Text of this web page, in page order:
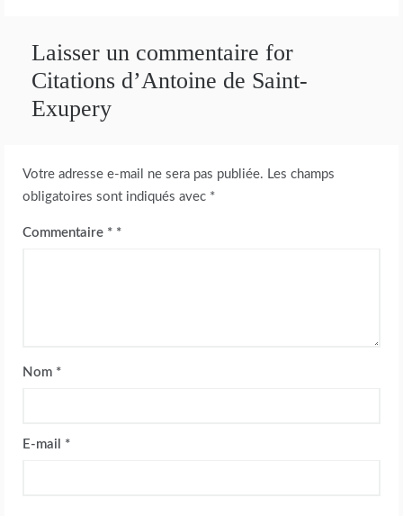
Laisser un commentaire for
Citations d’Antoine de Saint-
Exupery
Votre adresse e-mail ne sera pas publiée. Les champs
obligatoires sont indiqués avec *
Commentaire *
Nom *
E-mail *